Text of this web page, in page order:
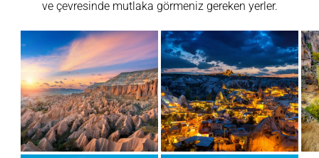
ve çevresinde mutlaka görmeniz gereken yerler.